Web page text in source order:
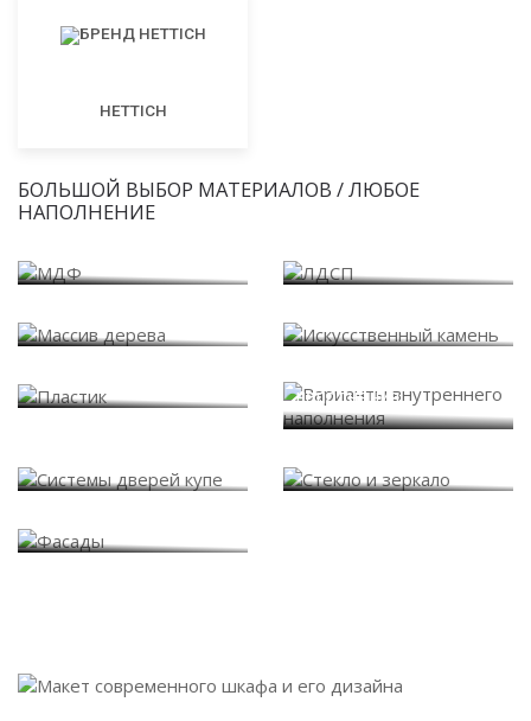
HETTICH
БОЛЬШОЙ ВЫБОР МАТЕРИАЛОВ / ЛЮБОЕ
НАПОЛНЕНИЕ
наполнения